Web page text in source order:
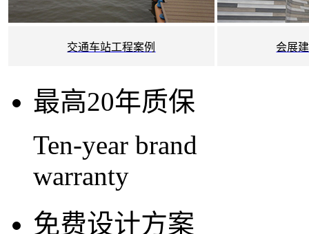
交通车站工程案例 会展
最高20年质保
Ten-year brand
warranty
免费设计方案